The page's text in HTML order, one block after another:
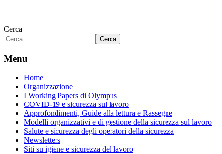
Cerca
Cerca
Menu
Home
Organizzazione
I Working Papers di Olympus
COVID-19 e sicurezza sul lavoro
Approfondimenti, Guide alla lettura e Rassegne
Modelli organizzativi e di gestione della sicurezza sul lavoro
Salute e sicurezza degli operatori della sicurezza
Newsletters
Siti su igiene e sicurezza del lavoro